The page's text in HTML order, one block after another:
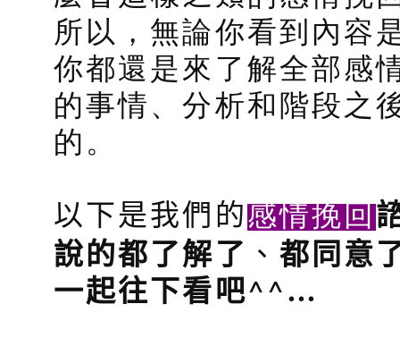
所以，無論你看到內容
你都還是來了解全部感
的事情、分析和階段之
的。
以下是我們的感情挽回
說的都了解了 、 都同意
一起往下看吧^^…